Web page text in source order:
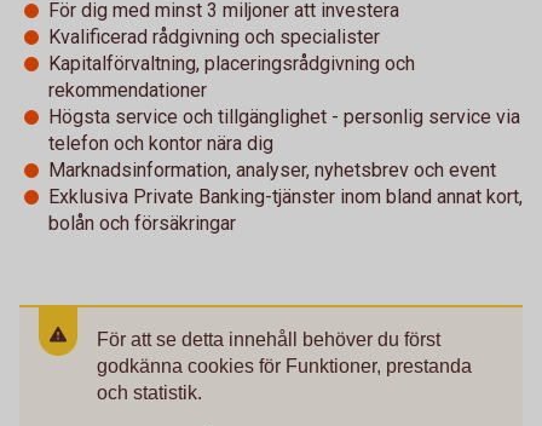
För dig med minst 3 miljoner att investera
Kvalificerad rådgivning och specialister
Kapitalförvaltning, placeringsrådgivning och
rekommendationer
Högsta service och tillgänglighet - personlig service via
telefon och kontor nära dig
Marknadsinformation, analyser, nyhetsbrev och event
Exklusiva Private Banking-tjänster inom bland annat kort,
bolån och försäkringar
För att se detta innehåll behöver du först
godkänna cookies för Funktioner, prestanda
och statistik.